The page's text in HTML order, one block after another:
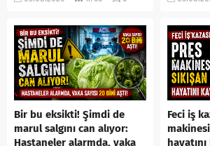
kadın kıyafetleri giydirdiği,
özür videosu çektirip...
Bir bu eksikti! Şimdi de
marul salgını can alıyor:
Hastaneler alarmda, vaka
Feci iş